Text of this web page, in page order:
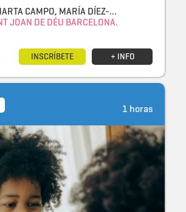
CAMPO, MARÍA DÍEZ-...
JOAN DE DÉU BARCELONA.
+ INFO
INSCRÍBETE
1 horas